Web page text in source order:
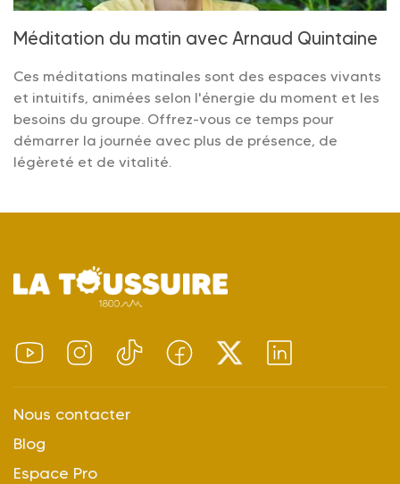
Méditation du matin avec Arnaud Quintaine
Ces méditations matinales sont des espaces vivants
et intuitifs, animées selon l'énergie du moment et les
besoins du groupe. Offrez-vous ce temps pour
démarrer la journée avec plus de présence, de
légèreté et de vitalité.
Nous contacter
Blog
Espace Pro